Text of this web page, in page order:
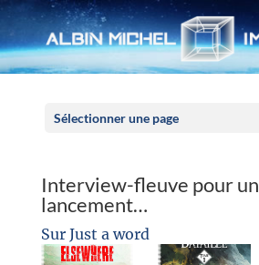
Sélectionner une page
Interview-fleuve pour un
lancement…
Sur Just a word
Panneau de gestion des cookies